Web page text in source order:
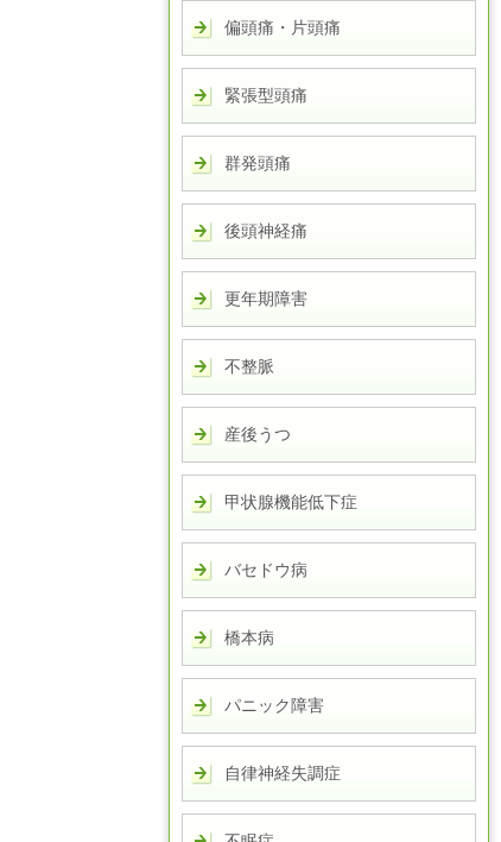
偏頭痛・片頭痛
緊張型頭痛
群発頭痛
後頭神経痛
更年期障害
不整脈
産後うつ
甲状腺機能低下症
バセドウ病
橋本病
パニック障害
自律神経失調症